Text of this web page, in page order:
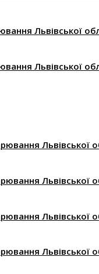
Львівської
Львівської